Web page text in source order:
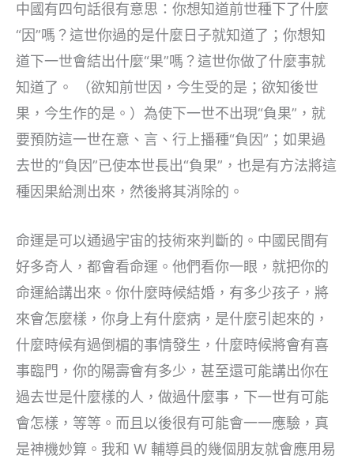
中國有四句話很有意思：你想知道前世種下了什麼
“因”嗎？這世你過的是什麼日子就知道了；你想知
道下一世會結出什麼“果”嗎？這世你做了什麼事就
知道了。 （欲知前世因，今生受的是；欲知後世
果，今生作的是。）為使下一世不出現“負果”，就
要預防這一世在意、言、行上播種“負因”；如果過
去世的“負因”已使本世長出“負果”，也是有方法將這
種因果給測出來，然後將其消除的。
命運是可以通過宇宙的技術來判斷的。中國民間有
好多奇人，都會看命運。他們看你一眼，就把你的
命運給講出來。你什麼時候結婚，有多少孩子，將
來會怎麼樣，你身上有什麼病，是什麼引起來的，
什麼時候有過倒楣的事情發生，什麼時候將會有喜
事臨門，你的陽壽會有多少，甚至還可能講出你在
過去世是什麼樣的人，做過什麼事，下一世有可能
會怎樣，等等。而且以後很有可能會一一應驗，真
是神機妙算。我和 W 輔導員的幾個朋友就會應用易